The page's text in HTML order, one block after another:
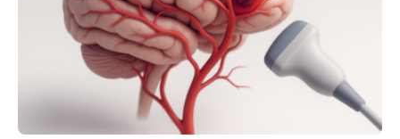
Innovationskompetenz INNO-KOM. Auf dem
Innovationstag Mittelstand 2025 am 5. Juni 2025 in
Berlin überbrachte das Bundesministerium für
Wirtschaft und Energie eine gute Nachricht:
Überplanmäßige Verpflichtungsermächtigungen in